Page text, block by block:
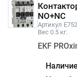
NO+NC
Артикул E752
Вес 0.5 кг.
EKF